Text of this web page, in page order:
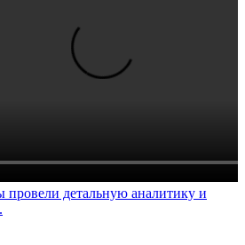
провели детальную аналитику и